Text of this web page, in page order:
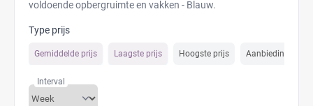
voldoende opbergruimte en vakken - Blauw.
Type prijs
Gemiddelde prijs Laagste prijs Hoogste prijs Aanbiedings prijs
Interval